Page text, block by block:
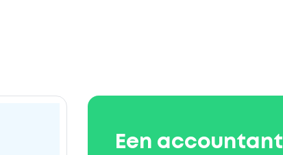
Een accountant